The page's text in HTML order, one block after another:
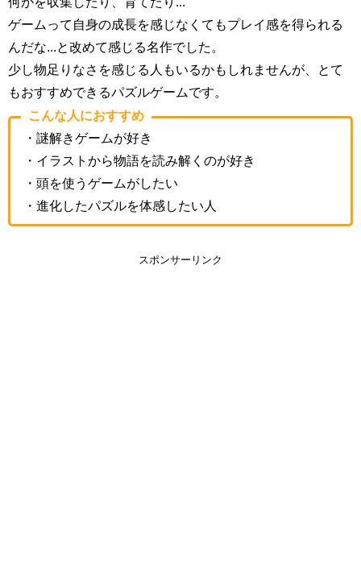
ゲームって自身の成長を感じなくてもプレイ感を得られる
んだな...と改めて感じる名作でした。
少し物足りなさを感じる人もいるかもしれませんが、とて
もおすすめできるパズルゲームです。
こんな人におすすめ
・謎解きゲームが好き
・イラストから物語を読み解くのが好き
・頭を使うゲームがしたい
・進化したパズルを体感したい人
スポンサーリンク